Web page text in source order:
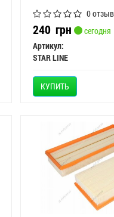
0
240 грн
сегодня
Артикул:
STAR LINE
КУПИТЬ